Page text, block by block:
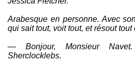
Arabesque en personne. Avec
qui sait tout, voit tout, et résout tout
— Bonjour, Monsieur
Sherclocklebs.